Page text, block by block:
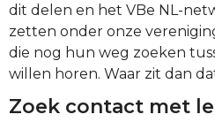
dit delen en het VBe NL-
zetten onder onze
die nog hun weg zoeken
willen horen. Waar zit dan
Zoek contact met